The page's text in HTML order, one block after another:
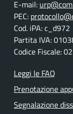
E-mail:
PEC:
Cod. iPA: c_d972
Partita IVA:
Codice Fiscale:
Leggi le FAQ
Prenotazione
Segnalazione